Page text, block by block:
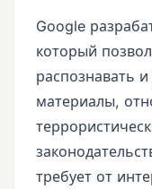
Google
который
распознавать
материалы,
требует от